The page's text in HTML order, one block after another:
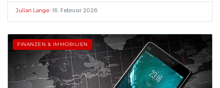
Julian Lange•16. Februar 2026
FINANZEN & IMMOBILIEN